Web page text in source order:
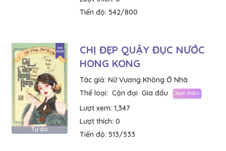
Tiến độ: 542/800
Tự do
CHỊ ĐẸP QUẬY ĐỤC NƯỚC
HONG KONG
Tác giả: Nữ Vương Không Ở Nhà
Thể loại: Cận đại Gia đấu
Lượt xem: 1,347
Lượt thích: 0
Tiến độ: 513/533